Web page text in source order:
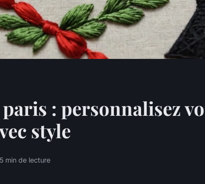
: personnalisez
style
5 min de lecture